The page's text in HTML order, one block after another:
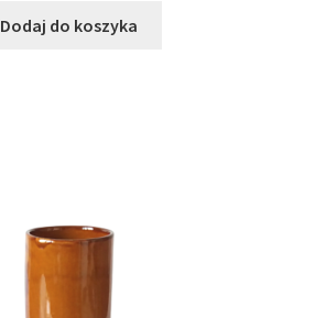
wynosiła:wynosi:
Dodaj do koszyka